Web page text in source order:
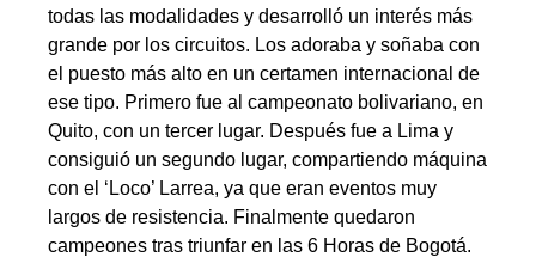
todas las modalidades y desarrolló un interés más
grande por los circuitos. Los adoraba y soñaba con
el puesto más alto en un certamen internacional de
ese tipo. Primero fue al campeonato bolivariano, en
Quito, con un tercer lugar. Después fue a Lima y
consiguió un segundo lugar, compartiendo máquina
con el ‘Loco’ Larrea, ya que eran eventos muy
largos de resistencia. Finalmente quedaron
campeones tras triunfar en las 6 Horas de Bogotá.